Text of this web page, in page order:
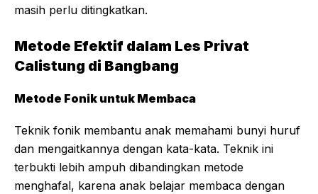
masih perlu ditingkatkan.
Metode Efektif dalam Les Privat
Calistung di Bangbang
Metode Fonik untuk Membaca
Teknik fonik membantu anak memahami bunyi huruf
dan mengaitkannya dengan kata-kata. Teknik ini
terbukti lebih ampuh dibandingkan metode
menghafal, karena anak belajar membaca dengan